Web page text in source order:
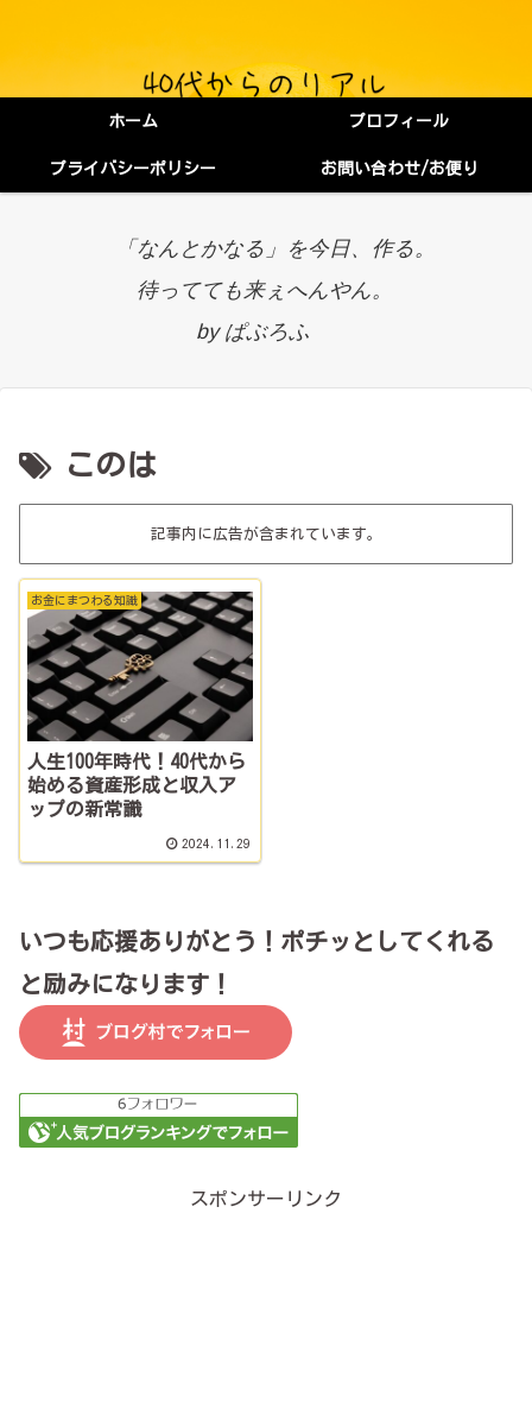
ホーム プロフィール
プライバシーポリシー お問い合わせ/お便り
「なんとかなる」を今日、作る。
待ってても来ぇへんやん。
by ぱぶろふ
このは
記事内に広告が含まれています。
お金にまつわる知識
人生100年時代！40代から
始める資産形成と収入ア
ップの新常識
2024.11.29
いつも応援ありがとう！ポチッとしてくれる
と励みになります！
スポンサーリンク